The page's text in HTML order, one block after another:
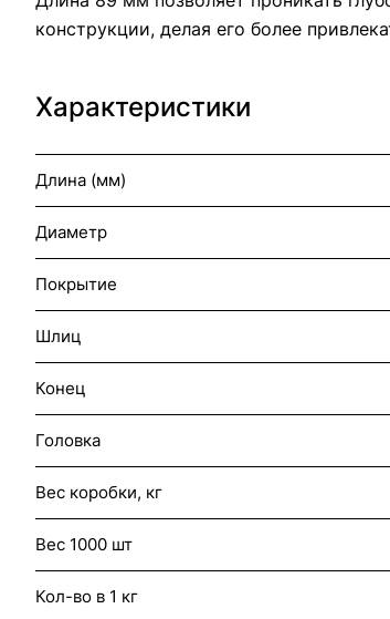
конструкции, делая его более
Характеристики
Длина (мм)
Диаметр
Покрытие
Шлиц
Конец
Головка
Вес коробки, кг
Вес 1000 шт
Кол-во в 1 кг